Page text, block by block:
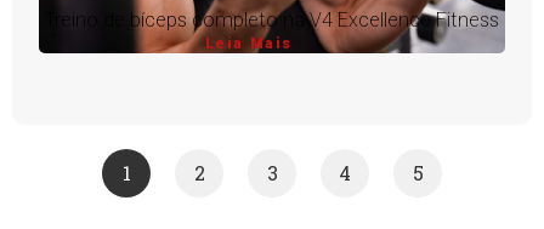
Treino de bíceps completo na V4 Excellence Fitness
Leia Mais
1 2 3 4 5